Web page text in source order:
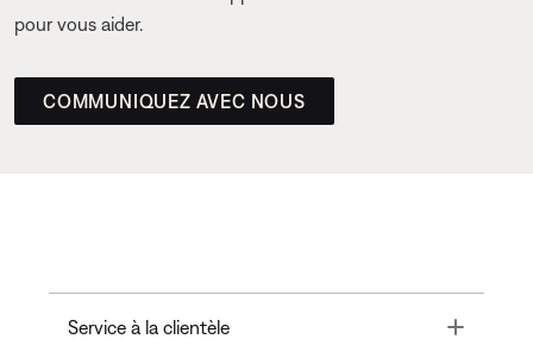
pour vous aider.
COMMUNIQUEZ AVEC NOUS
Service à la clientèle Toggle